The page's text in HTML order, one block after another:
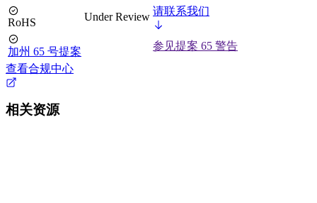
RoHS Under Review 请联系我们
加州 65 号提案
参见提案 65 警告
查看合规中心
相关资源